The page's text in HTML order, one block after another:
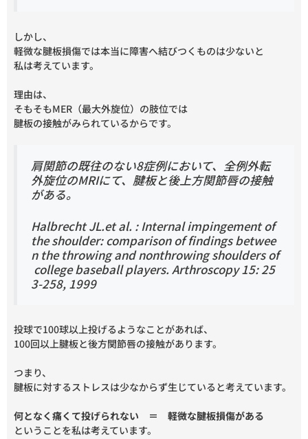
しかし、
軽微な腱板損傷では本当に障害へ結びつくものは少ないと
私は考えています。
理由は、
そもそもMER（最大外旋位）の肢位では
腱板の接触がみられているからです。
肩関節の既往のない8症例において、全例外転
外旋位のMRIにて、腱板と後上方関節唇の接触
がある。
Halbrecht JL.et al. : Internal impingement of
the shoulder: comparison of findings betwee
n the throwing and nonthrowing shoulders of
college baseball players. Arthroscopy 15: 25
3-258, 1999
投球で100球以上投げるようなことがあれば、
100回以上腱板と後方関節唇の接触があります。
つまり、
腱板に対するストレスは少なからず生じていると考えています。
何となく痛くて投げられない ＝ 軽微な腱板損傷がある
ということを私は考えています。